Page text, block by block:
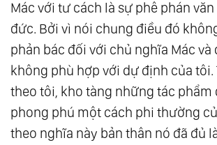
Mác với tư cách là sự phê phán
đức. Bởi vì nói chung điều đó
phản bác đối với chủ nghĩa Mác và
không phù hợp với dự định của tôi.
theo tôi, kho tàng những tác phẩm
phong phú một cách phi thường
theo nghĩa này bản thân nó đã đủ